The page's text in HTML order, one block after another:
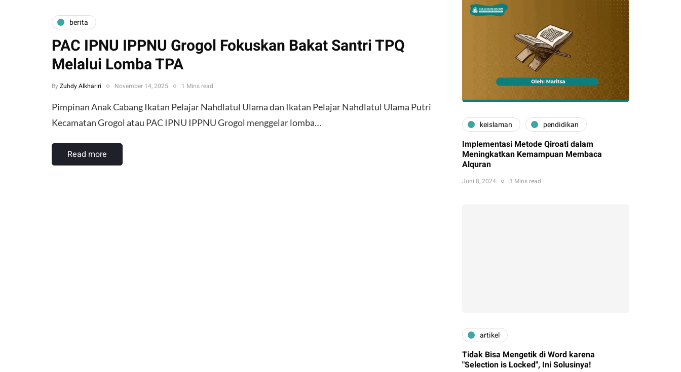
berita
PAC IPNU IPPNU Grogol Fokuskan Bakat Santri TPQ
Melalui Lomba TPA
By Zuhdy Alkhariri November 14, 2025 1 Mins read
Pimpinan Anak Cabang Ikatan Pelajar Nahdlatul Ulama dan Ikatan Pelajar Nahdlatul Ulama Putri
Kecamatan Grogol atau PAC IPNU IPPNU Grogol menggelar lomba…
Read more
keislaman pendidikan
Implementasi Metode Qiroati dalam
Meningkatkan Kemampuan Membaca
Alquran
Juni 8, 2024 3 Mins read
artikel
Tidak Bisa Mengetik di Word karena
"Selection is Locked", Ini Solusinya!